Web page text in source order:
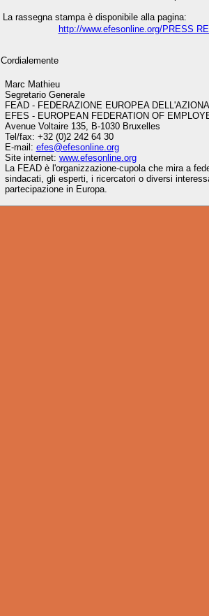
La rassegna stampa è disponibile alla pagina:
http://www.efesonline.org/PRESS
Cordialemente
Marc Mathieu
Segretario Generale
FEAD - FEDERAZIONE EUROPEA
EFES - EUROPEAN FEDERATION OF
Avenue Voltaire 135, B-1030 Bruxelles
Tel/fax: +32 (0)2 242 64 30
E-mail: efes@efesonline.org
Site internet: www.efesonline.org
La FEAD è l'organizzazione-cupola che mira a
sindacati, gli esperti, i ricercatori o diversi
partecipazione in Europa.